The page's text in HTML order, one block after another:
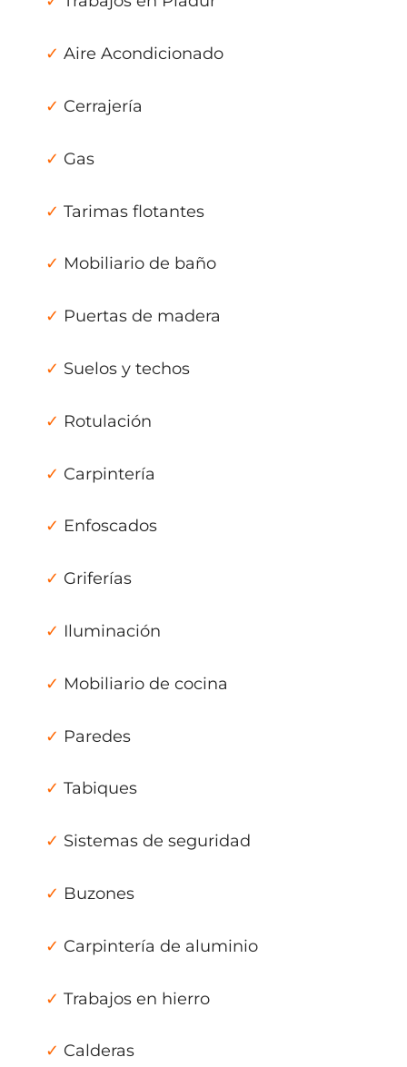
✓ Aire Acondicionado
✓ Cerrajería
✓ Gas
✓ Tarimas flotantes
✓ Mobiliario de baño
✓ Puertas de madera
✓ Suelos y techos
✓ Rotulación
✓ Carpintería
✓ Enfoscados
✓ Griferías
✓ Iluminación
✓ Mobiliario de cocina
✓ Paredes
✓ Tabiques
✓ Sistemas de seguridad
✓ Buzones
✓ Carpintería de aluminio
✓ Trabajos en hierro
✓ Calderas